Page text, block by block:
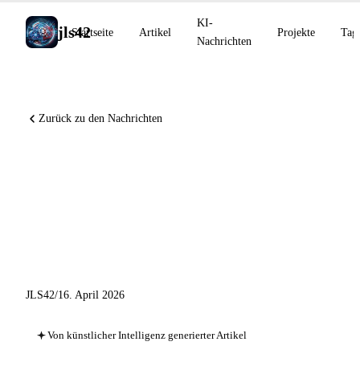
jls42
Startseite Artikel
KI-
Nachrichten
Projekte
Zurück zu den Nachrichten
JLS42/16. April 2026
Von künstlicher Intelligenz generierter Artikel